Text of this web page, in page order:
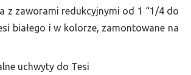
z zaworami redukcyjnymi od 1 “1/4 do
białego i w kolorze, zamontowane na
uchwyty do Tesi